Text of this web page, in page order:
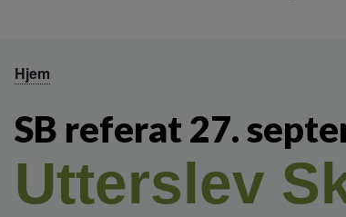
Hjem
SB referat 27.
Utterslev